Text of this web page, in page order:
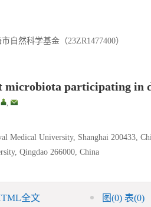
自然科学基金（23ZR1477400）
microbiota participating in
,
Medical University, Shanghai 200433,
Qingdao 266000, China
全文 图(0) 表(0)